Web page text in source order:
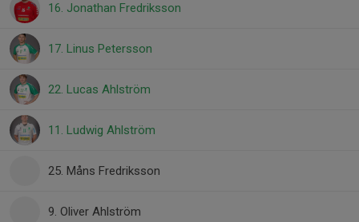
16. Jonathan Fredriksson
17. Linus Petersson
22. Lucas Ahlström
11. Ludwig Ahlström
25. Måns Fredriksson
9. Oliver Ahlström